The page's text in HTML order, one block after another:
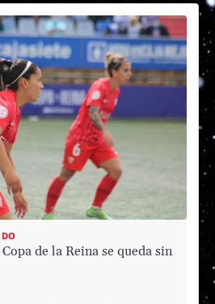
de la Reina se queda sin